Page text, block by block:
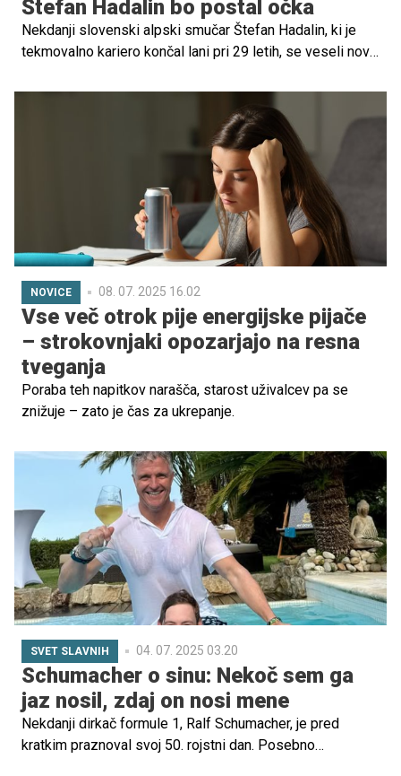
Štefan Hadalin bo postal očka
Nekdanji slovenski alpski smučar Štefan Hadalin, ki je
tekmovalno kariero končal lani pri 29 letih, se veseli nove
NOVICE 08. 07. 2025 16.02
Vse več otrok pije energijske pijače
– strokovnjaki opozarjajo na resna
tveganja
Poraba teh napitkov narašča, starost uživalcev pa se
znižuje – zato je čas za ukrepanje.
SVET SLAVNIH 04. 07. 2025 03.20
Schumacher o sinu: Nekoč sem ga
jaz nosil, zdaj on nosi mene
Nekdanji dirkač formule 1, Ralf Schumacher, je pred
kratkim praznoval svoj 50. rojstni dan. Posebno